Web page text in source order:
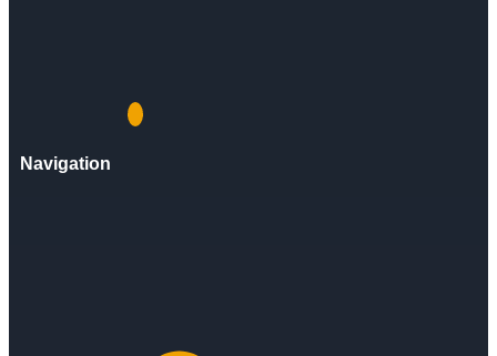
Navigation